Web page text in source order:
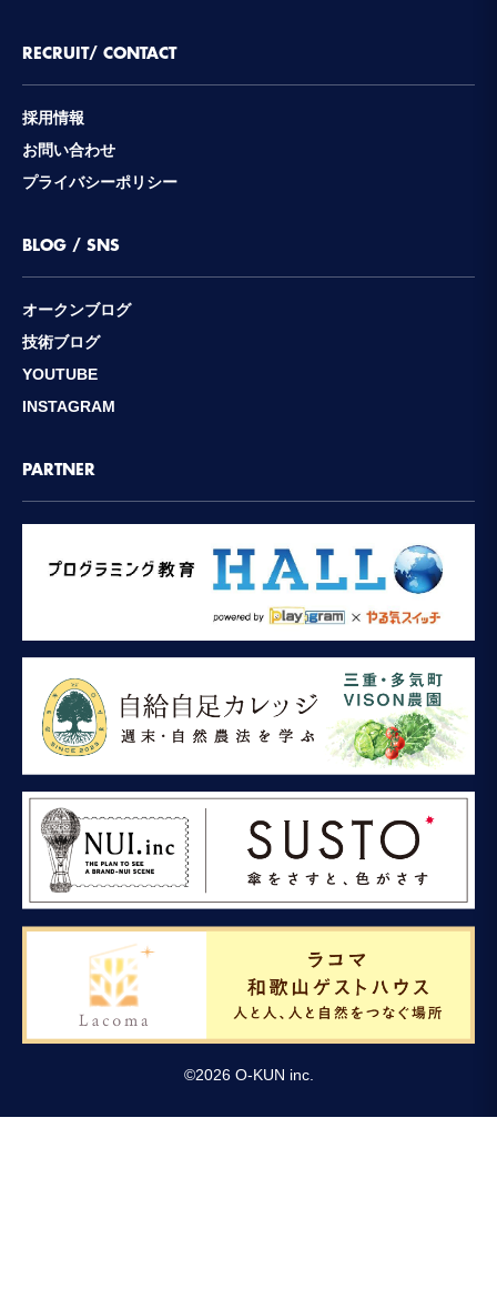
RECRUIT/ CONTACT
採用情報
お問い合わせ
プライバシーポリシー
BLOG / SNS
オークンブログ
技術ブログ
YOUTUBE
INSTAGRAM
PARTNER
©2026O-KUN inc.